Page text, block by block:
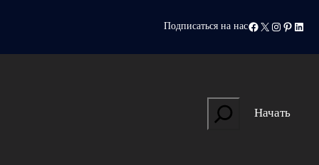
Подписаться на насFacebook
X Instagram
Search
Начать